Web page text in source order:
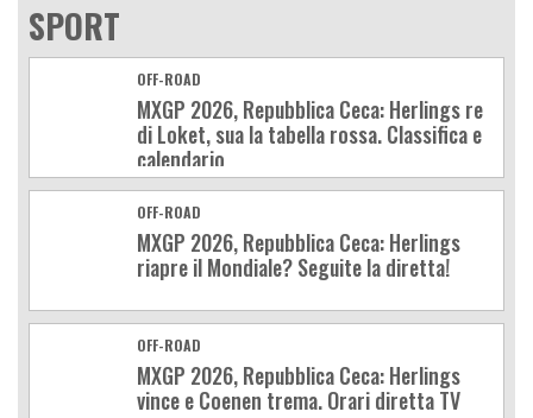
SPORT
OFF-ROAD
MXGP 2026, Repubblica Ceca: Herlings re
di Loket, sua la tabella rossa. Classifica e
calendario
OFF-ROAD
MXGP 2026, Repubblica Ceca: Herlings
riapre il Mondiale? Seguite la diretta!
OFF-ROAD
MXGP 2026, Repubblica Ceca: Herlings
vince e Coenen trema. Orari diretta TV